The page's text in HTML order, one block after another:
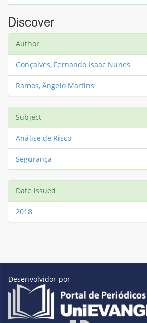
Discover
Author
Gonçalves, Fernando Isaac Nunes
Ramos, Ângelo Martins
Subject
Análise de Risco
Segurança
Date issued
2018
Desenvolvidor por